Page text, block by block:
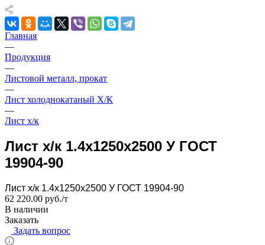
Главная
—
Продукция
—
Листовой металл, прокат
—
Лист холоднокатаный Х/К
—
Лист х/к
Лист х/к 1.4x1250x2500 У ГОСТ
19904-90
Лист х/к 1.4x1250x2500 У ГОСТ 19904-90
62 220.00 руб./т
В наличии
Заказать
Задать вопрос